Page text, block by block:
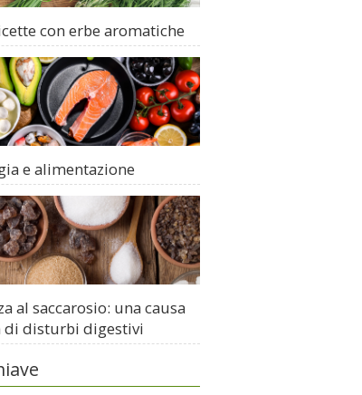
con erbe aromatiche
e alimentazione
al saccarosio: una causa
di disturbi digestivi